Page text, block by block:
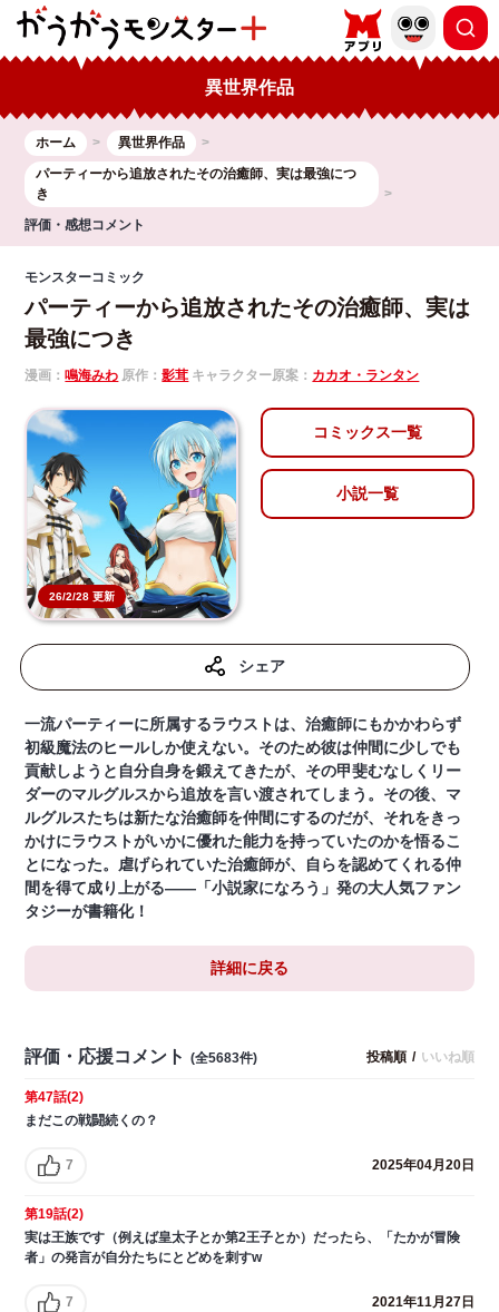
異世界作品
ホーム
異世界作品
パーティーから追放されたその治癒師、実は最強につ
き
評価・感想コメント
モンスターコミック
パーティーから追放されたその治癒師、実は
最強につき
漫画：鳴海みわ 原作：影茸 キャラクター原案： カカオ・ランタン
26/2/28 更新
コミックス一覧
小説一覧
シェア
一流パーティーに所属するラウストは、治癒師にもかかわらず
初級魔法のヒールしか使えない。そのため彼は仲間に少しでも
貢献しようと自分自身を鍛えてきたが、その甲斐むなしくリー
ダーのマルグルスから追放を言い渡されてしまう。その後、マ
ルグルスたちは新たな治癒師を仲間にするのだが、それをきっ
かけにラウストがいかに優れた能力を持っていたのかを悟るこ
とになった。虐げられていた治癒師が、自らを認めてくれる仲
間を得て成り上がる――「小説家になろう」発の大人気ファン
タジーが書籍化！
詳細に戻る
評価・応援コメント (全5683件) 投稿順 / いいね順
第47話(2)
まだこの戦闘続くの？
7 2025年04月20日
第19話(2)
実は王族です（例えば皇太子とか第2王子とか）だったら、「たかが冒険
者」の発言が自分たちにとどめを刺すw
7 2021年11月27日